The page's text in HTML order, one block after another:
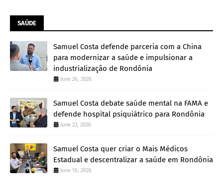
SAÚDE
Samuel Costa defende parceria com a China
para modernizar a saúde e impulsionar a
industrialização de Rondônia
June 26, 2026
Samuel Costa debate saúde mental na FAMA e
defende hospital psiquiátrico para Rondônia
June 23, 2026
Samuel Costa quer criar o Mais Médicos
Estadual e descentralizar a saúde em Rondônia
June 16, 2026